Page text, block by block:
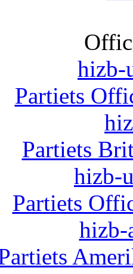
hizb-
Partiets
Partiets
hizb-
Partiets
hizb-